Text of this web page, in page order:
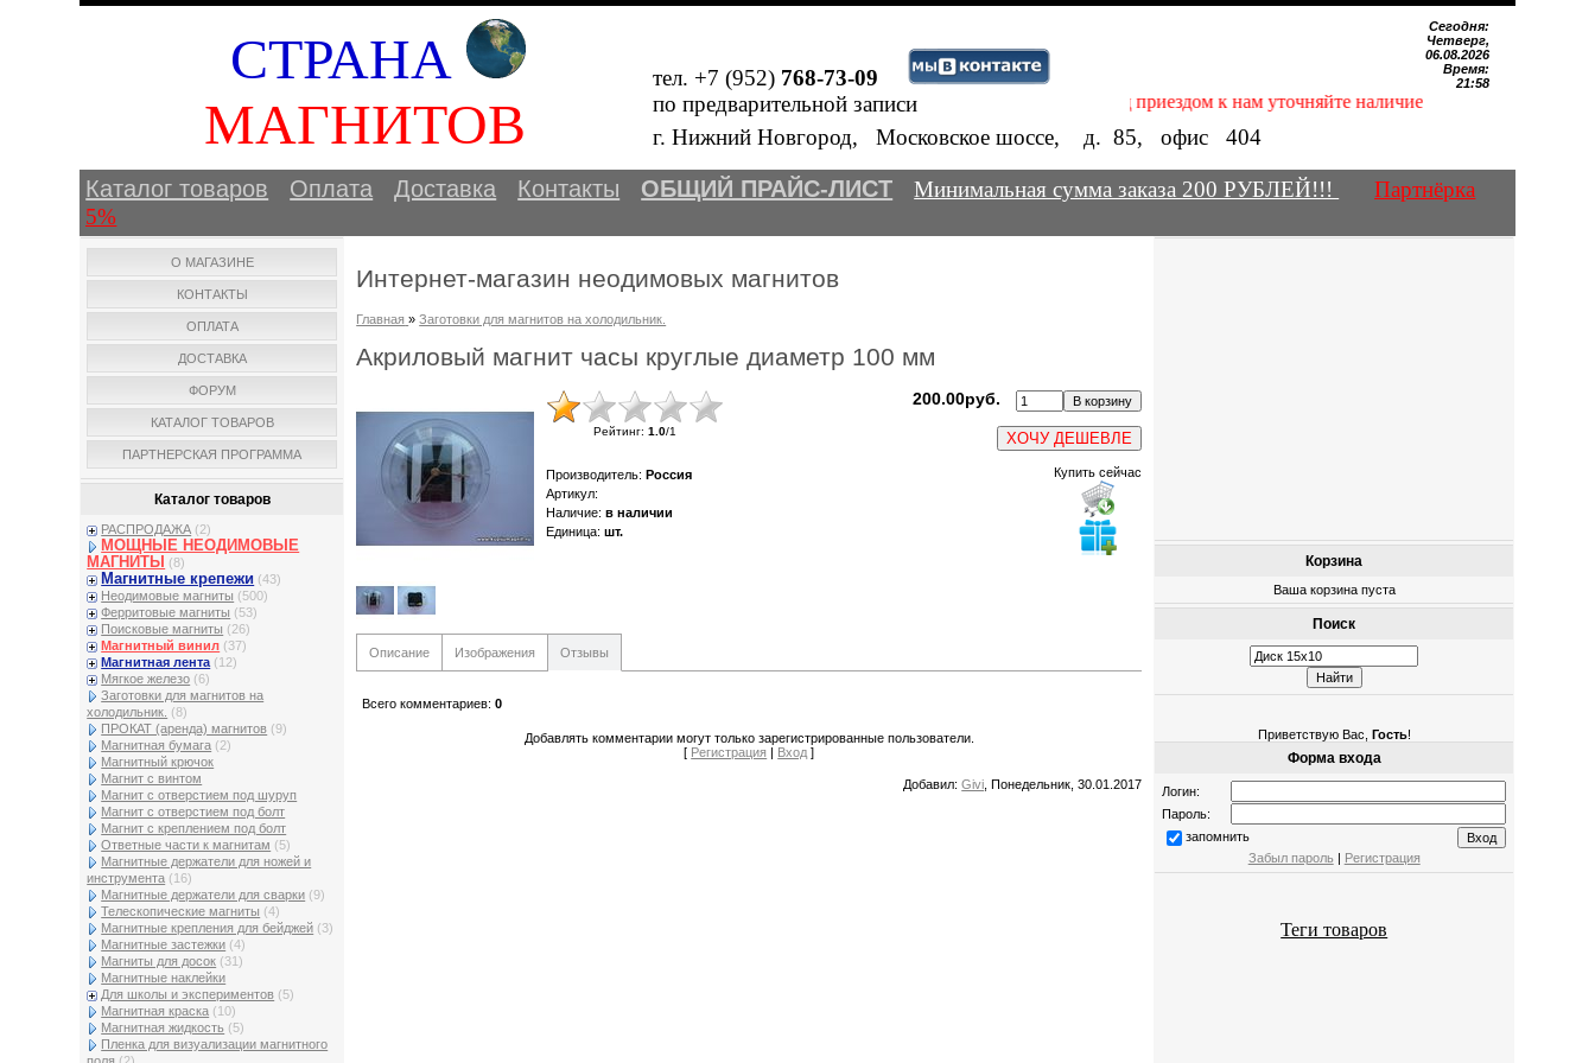
СТРАНА
МАГНИТОВ
тел. +7 (952) 768-73-09
по предварительной записи
Внимание! Перед приездом к нам уточняйте наличие нужных Вам
Сегодня:
Четверг,
06.08.2026
Время:
21:58
г. Нижний Новгород, Московское шоссе, д.85, офис404
Каталог товаров Оплата Доставка Контакты ОБЩИЙ ПРАЙС-ЛИСТ Минимальная сумма заказа 200 РУБЛЕЙ!!!
Партнёрка
5%
О МАГАЗИНЕ
КОНТАКТЫ
ОПЛАТА
ДОСТАВКА
ФОРУМ
КАТАЛОГ ТОВАРОВ
ПАРТНЕРСКАЯ ПРОГРАММА
Каталог товаров
РАСПРОДАЖА (2)
МОЩНЫЕ НЕОДИМОВЫЕ
МАГНИТЫ
(8)
Магнитные крепежи (43)
Неодимовые магниты (500)
Ферритовые магниты (53)
Поисковые магниты (26)
Магнитный винил (37)
Магнитная лента (12)
Мягкое железо (6)
Заготовки для магнитов на
холодильник. (8)
ПРОКАТ (аренда) магнитов (9)
Магнитная бумага (2)
Магнитный крючок
Магнит с винтом
Магнит с отверстием под шуруп
Магнит с отверстием под болт
Магнит с креплением под болт
Ответные части к магнитам (5)
Магнитные держатели для ножей и
инструмента (16)
Магнитные держатели для сварки (9)
Телескопические магниты (4)
Магнитные крепления для бейджей (3)
Магнитные застежки (4)
Магниты для досок (31)
Магнитные наклейки
Для школы и экспериментов (5)
Магнитная краска (10)
Магнитная жидкость (5)
Пленка для визуализации магнитного
Интернет-магазин неодимовых магнитов
Главная »Заготовки для магнитов на холодильник.
Акриловый магнит часы круглые диаметр 100 мм
Рейтинг:1.0/1
200.00руб.
ХОЧУ ДЕШЕВЛЕ
Производитель: Россия
Артикул:
Наличие: в наличии
Единица: шт.
Купить сейчас
Описание Изображения Отзывы
Всего комментариев:0
Добавлять комментарии могут только зарегистрированные пользователи.
[ Регистрация | Вход ]
Добавил:Givi , Понедельник, 30.01.2017
Корзина
Ваша корзина пуста
Поиск
Приветствую Вас Гость!
Форма входа
Логин:
Пароль:
запомнить
Забыл пароль | Регистрация
Теги товаров